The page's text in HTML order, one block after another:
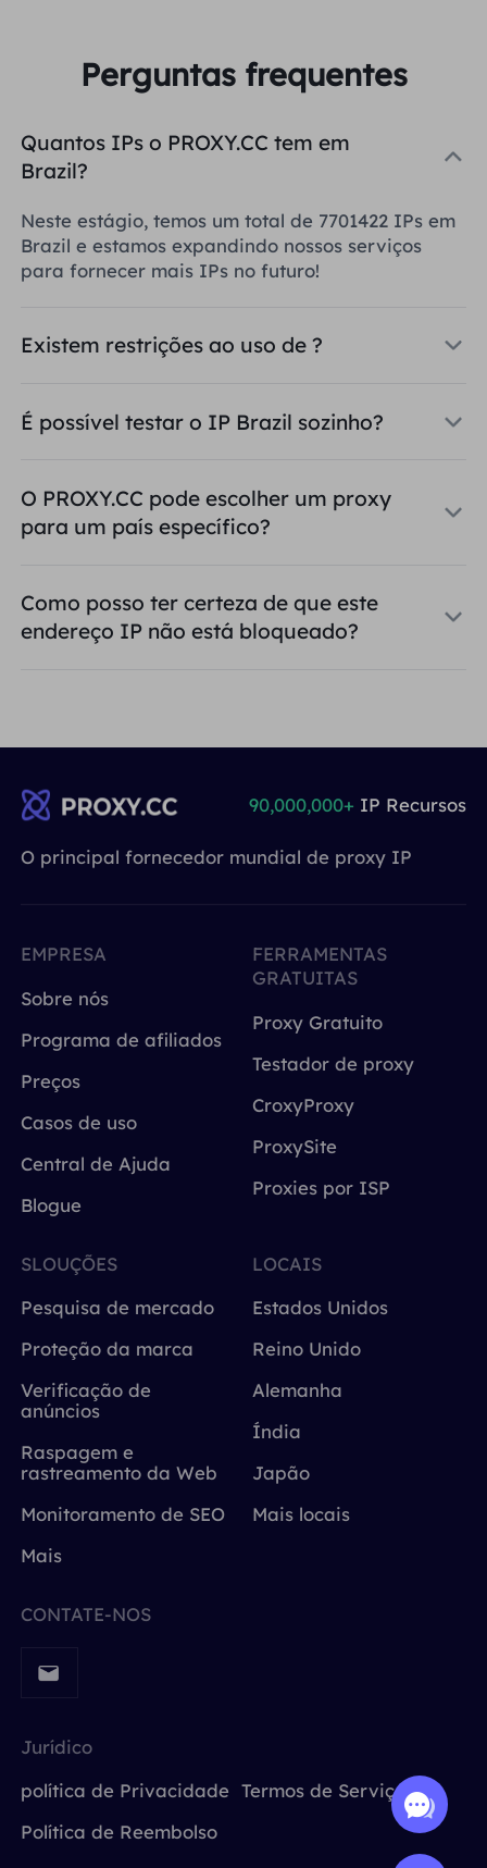
Perguntas frequentes
Quantos IPs o PROXY.CC tem em
Brazil?
Neste estágio, temos um total de 7701422 IPs em
Brazil e estamos expandindo nossos serviços
para fornecer mais IPs no futuro!
Existem restrições ao uso de ?
É possível testar o IP Brazil sozinho?
O PROXY.CC pode escolher um proxy
para um país específico?
Como posso ter certeza de que este
endereço IP não está bloqueado?
O principal fornecedor mundial de proxy IP
90,000,000+ IP Recursos
EMPRESA
Sobre nós
Programa de afiliados
Preços
Casos de uso
Central de Ajuda
Blogue
FERRAMENTAS
GRATUITAS
Proxy Gratuito
Testador de proxy
CroxyProxy
ProxySite
Proxies por ISP
SLOUÇÕES
Pesquisa de mercado
Proteção da marca
Verificação de
anúncios
Raspagem e
rastreamento da Web
Monitoramento de SEO
Mais
LOCAIS
Estados Unidos
Reino Unido
Alemanha
Índia
Japão
Mais locais
CONTATE-NOS
Jurídico
política de Privacidade Termos de Serviço
Política de Reembolso